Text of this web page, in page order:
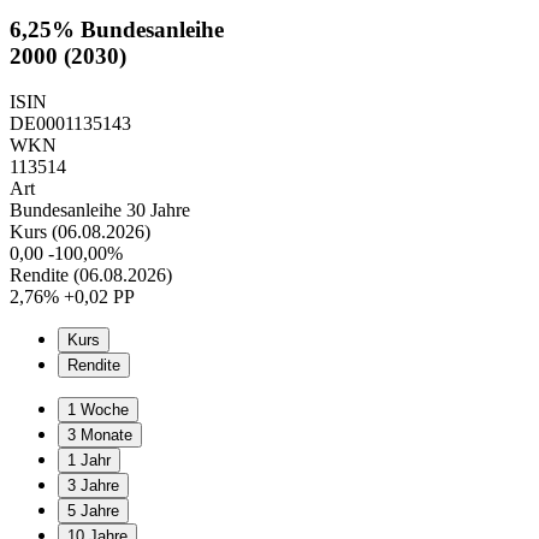
6,25% Bundesanleihe
2000 (2030)
ISIN
DE0001135143
WKN
113514
Art
Bundesanleihe 30 Jahre
Kurs (06.08.2026)
0,00 -100,00%
Rendite (06.08.2026)
2,76% +0,02 PP
Kurs
Rendite
1 Woche
3 Monate
1 Jahr
3 Jahre
5 Jahre